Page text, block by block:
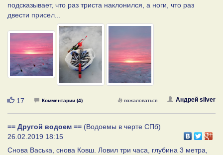
подсказывает, что раз триста наклонился, а ноги, что раз
двести присел...
Нравится
17 Комментарии (4) Андрей silver
пожаловаться
== Другой водоем == (Водоемы в черте СПб)
26.02.2019 18:15
Снова Васька, снова Ковш. Ловил три часа, глубина 3 метра,